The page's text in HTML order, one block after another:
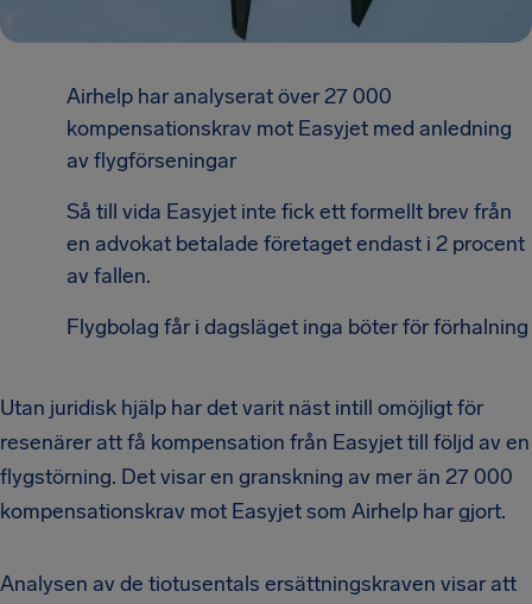
Airhelp har analyserat över 27 000
kompensationskrav mot Easyjet med anledning
av flygförseningar
Så till vida Easyjet inte fick ett formellt brev från
en advokat betalade företaget endast i 2 procent
av fallen.
Flygbolag får i dagsläget inga böter för förhalning
Utan juridisk hjälp har det varit näst intill omöjligt för
resenärer att få kompensation från Easyjet till följd av en
flygstörning. Det visar en granskning av mer än 27 000
kompensationskrav mot Easyjet som Airhelp har gjort.
Analysen av de tiotusentals ersättningskraven visar att